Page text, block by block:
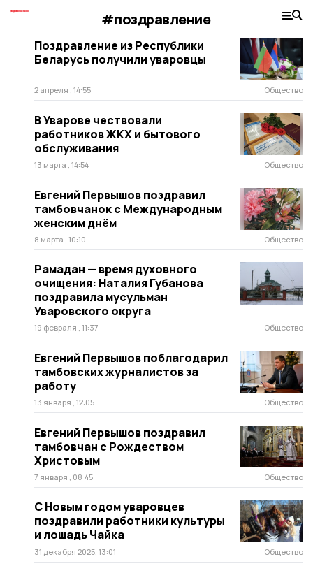
#поздравление
Поздравление из Республики
Беларусь получили уваровцы
2 апреля , 14:55 Общество
В Уварове чествовали
работников ЖКХ и бытового
обслуживания
13 марта , 14:54 Общество
Евгений Первышов поздравил
тамбовчанок с Международным
женским днём
8 марта , 10:10 Общество
Рамадан — время духовного
очищения: Наталия Губанова
поздравила мусульман
Уваровского округа
19 февраля , 11:37 Общество
Евгений Первышов поблагодарил
тамбовских журналистов за
работу
13 января , 12:05 Общество
Евгений Первышов поздравил
тамбовчан с Рождеством
Христовым
7 января , 08:45 Общество
С Новым годом уваровцев
поздравили работники культуры
и лошадь Чайка
31 декабря 2025, 13:01 Общество